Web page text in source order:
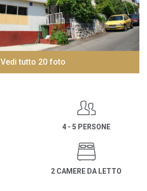
Vedi tutto 20 foto
4 - 5 PERSONE
2 CAMERE DA LETTO